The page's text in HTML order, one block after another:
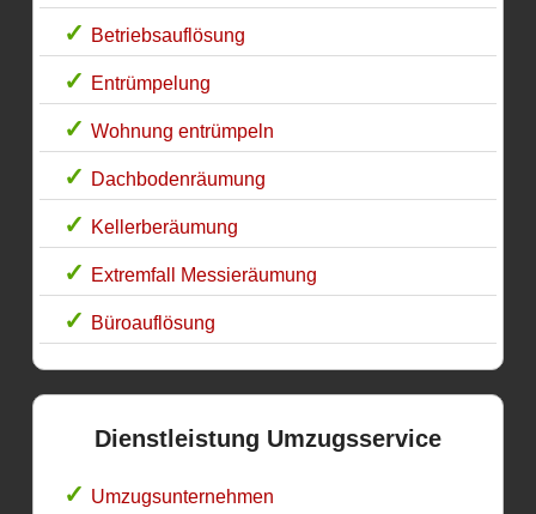
Betriebsauflösung
Entrümpelung
Wohnung entrümpeln
Dachbodenräumung
Kellerberäumung
Extremfall Messieräumung
Büroauflösung
Dienstleistung Umzugsservice
Umzugsunternehmen